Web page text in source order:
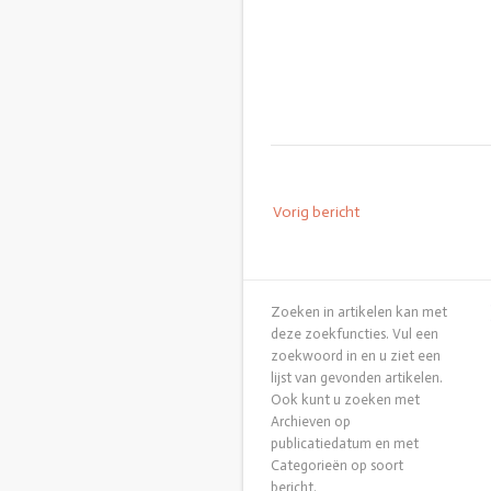
navigatie
Vorig bericht
Zoeken in artikelen kan met
deze zoekfuncties. Vul een
zoekwoord in en u ziet een
lijst van gevonden artikelen.
Ook kunt u zoeken met
Archieven op
publicatiedatum en met
Categorieën op soort
bericht.